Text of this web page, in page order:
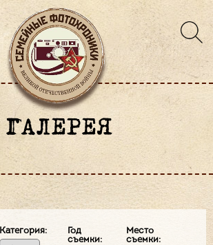
ГАЛЕРЕЯ
Категория:
Год
съемки:
Место
съемки: